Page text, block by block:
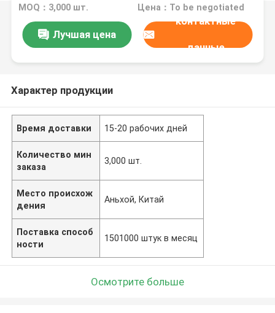
MOQ：3,000 шт. Цена：To be negotiated
Лучшая цена
контактные
данные
Характер продукции
Время доставки 15-20 рабочих дней
Количество мин
заказа
3,000 шт.
Место происхож
дения
Аньхой, Китай
Поставка способ
ности
1501000 штук в месяц
Осмотрите больше